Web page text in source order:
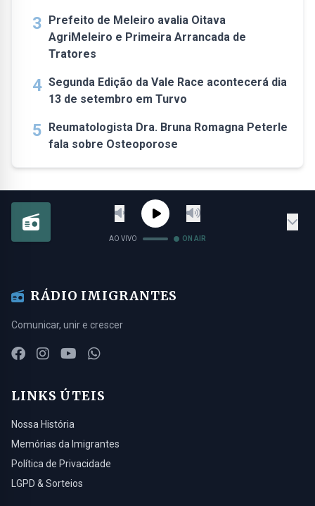
3 Prefeito de Meleiro avalia Oitava
AgriMeleiro e Primeira Arrancada de
Tratores
4 Segunda Edição da Vale Race acontecerá dia
13 de setembro em Turvo
5 Reumatologista Dra. Bruna Romagna Peterle
fala sobre Osteoporose
AO VIVO ON AIR
RÁDIO IMIGRANTES
Comunicar, unir e crescer
LINKS ÚTEIS
Nossa História
Memórias da Imigrantes
Política de Privacidade
LGPD & Sorteios